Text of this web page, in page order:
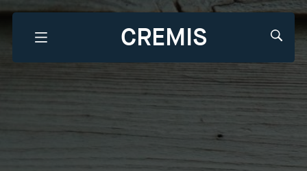
CREMIS
Que recherchez-vous?